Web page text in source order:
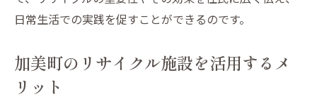
する方法
Tips
日常生活での実践を促すことができるのです。
加美町のリサイクル施設を活用するメ
リット